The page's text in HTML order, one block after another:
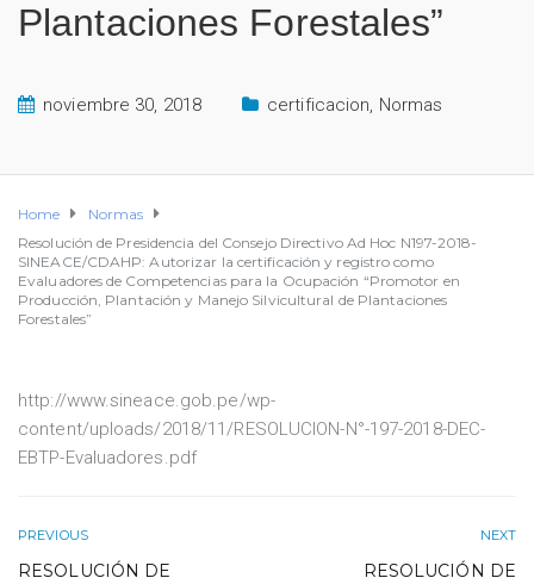
Plantaciones Forestales”
noviembre 30, 2018 certificacion, Normas
Home
Normas
Resolución de Presidencia del Consejo Directivo Ad Hoc N197-2018-
SINEACE/CDAHP: Autorizar la certificación y registro como
Evaluadores de Competencias para la Ocupación “Promotor en
Producción, Plantación y Manejo Silvicultural de Plantaciones
Forestales”
http://www.sineace.gob.pe/wp-
content/uploads/2018/11/RESOLUCION-N°-197-2018-DEC-
EBTP-Evaluadores.pdf
PREVIOUS
RESOLUCIÓN DE
NEXT
RESOLUCIÓN DE